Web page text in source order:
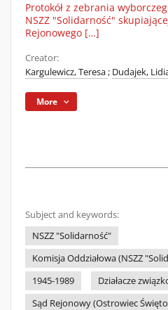
Protokół z zebrania
NSZZ "Solidarność"
Rejonowego […]
Creator:
Kargulewicz, Teresa; Dudajek,
More
Subject and keywords:
NSZZ "Solidarność"
Komisja Oddziałowa (NSZZ
1945-1989
Działacze
Sąd Rejonowy (Ostrowiec